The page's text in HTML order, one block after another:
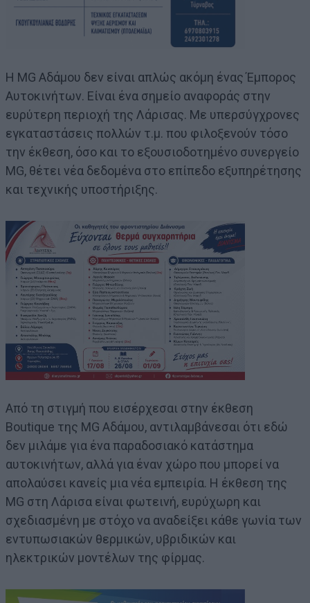
Η ΜG Αδάμου δεν είναι απλώς ακόμη ένας Έμπορος
Αυτοκινήτων. Είναι ένα σημείο αναφοράς στην
ευρύτερη περιοχή της Λάρισας. Με υπερσύγχρονες
εγκαταστάσεις πολλών τ.μ. που φιλοξενούν τόσο
την έκθεση, όσο και το εξουσιοδοτημένο συνεργείο
MG, θέτει νέα δεδομένα στο επίπεδο εξυπηρέτησης
και τεχνικής υποστήριξης.
Από τη στιγμή που εισέρχεσαι στην έκθεση
Boutique της MG Αδάμου, αντιλαμβάνεσαι ότι εδώ
δεν μιλάμε για ένα παραδοσιακό κατάστημα
αυτοκινήτων, αλλά για έναν χώρο που μπορεί να
απολαύσει κανείς μια νέα εμπειρία. Η έκθεση της
MG στη Λάρισα είναι φωτεινή, ευρύχωρη και
σχεδιασμένη με στόχο να αναδείξει κάθε γωνία των
εντυπωσιακών θερμικών, υβριδικών και
ηλεκτρικών μοντέλων της φίρμας.